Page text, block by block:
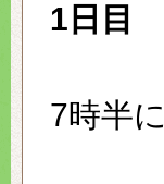
1日目
7時半